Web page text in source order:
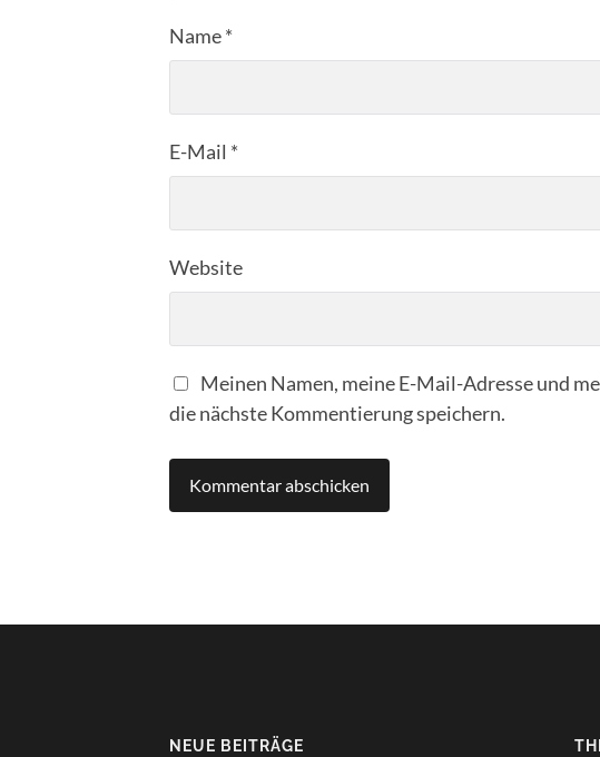
Name*
E-Mail *
Website
Meinen Namen, meine E-Mail-Adresse und
die nächste Kommentierung speichern.
NEUE BEITRÄGE